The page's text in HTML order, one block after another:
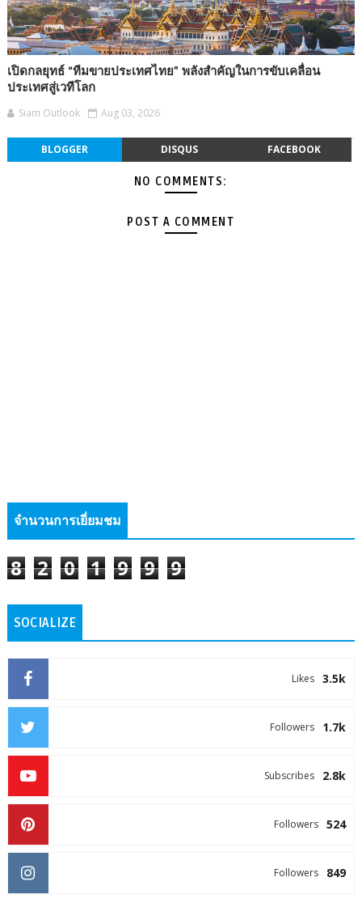
เปิดกลยุทธ์ “ทีมขายประเทศไทย” พลังสำคัญในการขับเคลื่อน
ประเทศสู่เวทีโลก
Siam Outlook Aug 03, 2026
BLOGGER DISQUS FACEBOOK
NO COMMENTS:
POST A COMMENT
จำนวนการเยี่ยมชม
8 2 0 1 9 9 9
SOCIALIZE
3.5k
Likes
1.7k
Followers
2.8k
Subscribes
524
Followers
849
Followers